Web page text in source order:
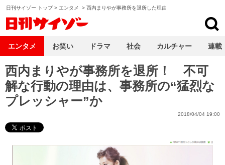
日刊サイゾー トップ> エンタメ > 西内まりやが事務所を退所した理由
西内まりやが事務所を退所！ 不可
解な行動の理由は、事務所の“猛烈な
プレッシャー”か
2018/04/04 19:00
エンタメ お笑い ドラマ 社会 カルチャー 連載